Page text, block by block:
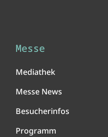
Messe
Mediathek
Messe News
Besucherinfos
Programm